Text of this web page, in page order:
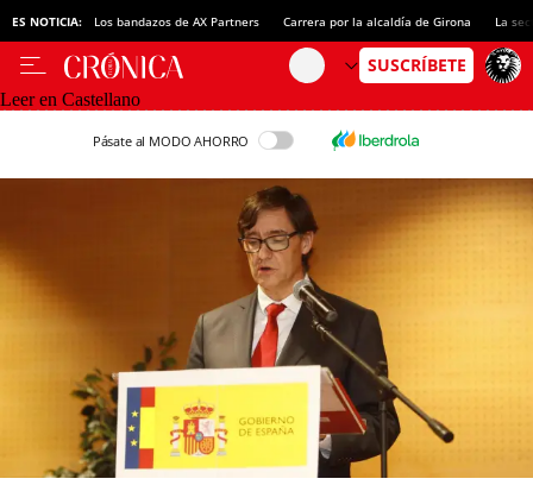
ES NOTICIA: Los bandazos de AX Partners Carrera por la alcaldía de Girona La
Leer en Castellano
Pásate al MODO AHORRO